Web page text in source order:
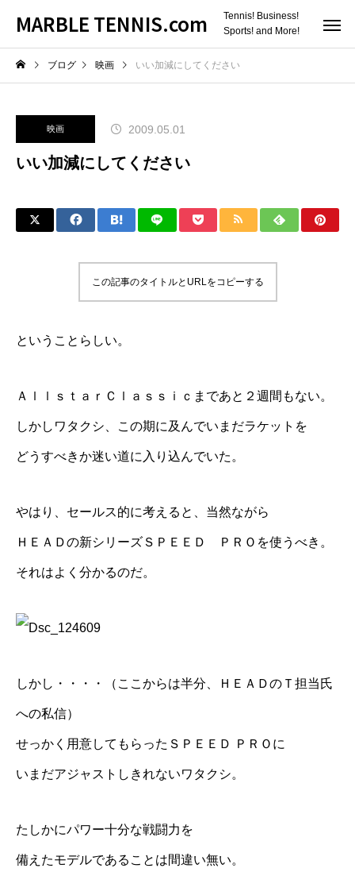
MARBLE TENNIS.com
Tennis! Business!
Sports! and More!
ブログ 映画 いい加減にしてください
映画 2009.05.01
いい加減にしてください
この記事のタイトルとURLをコピーする
ということらしい。
ＡｌｌｓｔａｒＣｌａｓｓｉｃ まであと２週間もない。
しかしワタクシ、この期に及んでいまだラケットを
どうすべきか迷い道に入り込んでいた。
やはり、セールス的に考えると、当然ながら
ＨＥＡＤの新シリーズＳＰＥＥＤ ＰＲＯを使うべき。
それはよく分かるのだ。
しかし・・・・（ここからは半分、ＨＥＡＤのＴ担当氏
への私信）
せっかく用意してもらったＳＰＥＥＤ ＰＲＯに
いまだアジャストしきれないワタクシ。
たしかにパワー十分な戦闘力を
備えたモデルであることは間違い無い。